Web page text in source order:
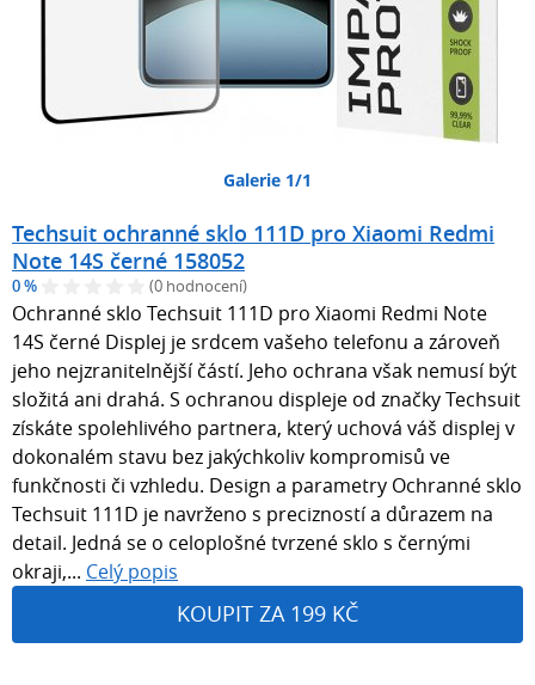
Galerie 1/1
Techsuit ochranné sklo 111D pro Xiaomi Redmi
Note 14S černé 158052
0 % (0 hodnocení)
Ochranné sklo Techsuit 111D pro Xiaomi Redmi Note
14S černé Displej je srdcem vašeho telefonu a zároveň
jeho nejzranitelnější částí. Jeho ochrana však nemusí být
složitá ani drahá. S ochranou displeje od značky Techsuit
získáte spolehlivého partnera, který uchová váš displej v
dokonalém stavu bez jakýchkoliv kompromisů ve
funkčnosti či vzhledu. Design a parametry Ochranné sklo
Techsuit 111D je navrženo s precizností a důrazem na
detail. Jedná se o celoplošné tvrzené sklo s černými
okraji,... Celý popis
KOUPIT ZA 199 KČ